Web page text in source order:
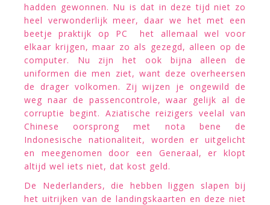
hadden gewonnen. Nu is dat in deze tijd niet zo
heel verwonderlijk meer, daar we het met een
beetje praktijk op PC het allemaal wel voor
elkaar krijgen, maar zo als gezegd, alleen op de
computer. Nu zijn het ook bijna alleen de
uniformen die men ziet, want deze overheersen
de drager volkomen. Zij wijzen je ongewild de
weg naar de passencontrole, waar gelijk al de
corruptie begint. Aziatische reizigers veelal van
Chinese oorsprong met nota bene de
Indonesische nationaliteit, worden er uitgelicht
en meegenomen door een Generaal, er klopt
altijd wel iets niet, dat kost geld.
De Nederlanders, die hebben liggen slapen bij
het uitrijken van de landingskaarten en deze niet